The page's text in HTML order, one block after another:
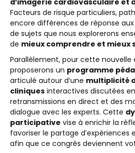
Facteurs de risque particuliers,
encore différences de réponse
de sujets que nous explorerons
de mieux comprendre et mieux
Parallèlement, pour cette nouvelle
proposerons un programme
articulé autour d’une multiplicité
cliniques interactives discutées
retransmissions en direct et des
dialogue avec les experts. Cette
participative vise à enrichir la
favoriser le partage d’expériences
afin que ce congrès deviennent